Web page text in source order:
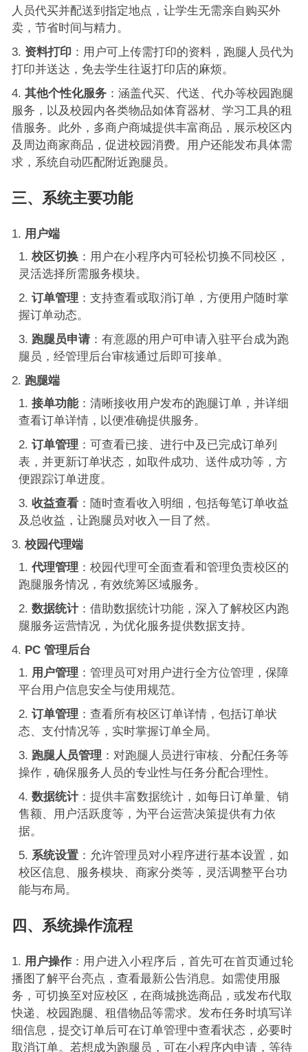
人员代买并配送到指定地点，让学生无需亲自购买外
卖，节省时间与精力。
资料打印 ：用户可上传需打印的资料，跑腿人员代为
打印并送达，免去学生往返打印店的麻烦。
其他个性化服务：涵盖代买、代送、代办等校园跑腿
服务，以及校园内各类物品如体育器材、学习工具的租
借服务。此外，多商户商城提供丰富商品，展示校区内
及周边商家商品，促进校园消费。用户还能发布具体需
求，系统自动匹配附近跑腿员。
三、系统主要功能
用户端
校区切换：用户在小程序内可轻松切换不同校区，
灵活选择所需服务模块。
订单管理 ：支持查看或取消订单，方便用户随时掌
握订单动态。
跑腿员申请：有意愿的用户可申请入驻平台成为跑
腿员，经管理后台审核通过后即可接单。
跑腿端
接单功能：清晰接收用户发布的跑腿订单，并详细
查看订单详情，以便准确提供服务。
订单管理 ：可查看已接、进行中及已完成订单列
表，并更新订单状态，如取件成功、送件成功等，方
便跟踪订单进度。
收益查看：随时查看收入明细，包括每笔订单收益
及总收益，让跑腿员对收入一目了然。
校园代理端
代理管理 ：校园代理可全面查看和管理负责校区的
跑腿服务情况，有效统筹区域服务。
数据统计：借助数据统计功能，深入了解校区内跑
腿服务运营情况，为优化服务提供数据支持。
PC 管理后台
用户管理 ：管理员可对用户进行全方位管理，保障
平台用户信息安全与使用规范。
订单管理 ：查看所有校区订单详情，包括订单状
态、支付情况等，实时掌握订单全局。
跑腿人员管理 ：对跑腿人员进行审核、分配任务等
操作，确保服务人员的专业性与任务分配合理性。
数据统计：提供丰富数据统计，如每日订单量、销
售额、用户活跃度等，为平台运营决策提供有力依
据。
系统设置：允许管理员对小程序进行基本设置，如
校区信息、服务模块、商家分类等，灵活调整平台功
能与布局。
四、系统操作流程
用户操作：用户进入小程序后，首先可在首页通过轮
播图了解平台亮点，查看最新公告消息。如需使用服
务，可切换至对应校区，在商城挑选商品，或发布代取
快递、校园跑腿、租借物品等需求。发布任务时填写详
细信息，提交订单后可在订单管理中查看状态，必要时
取消订单。若想成为跑腿员，可在小程序内申请，等待